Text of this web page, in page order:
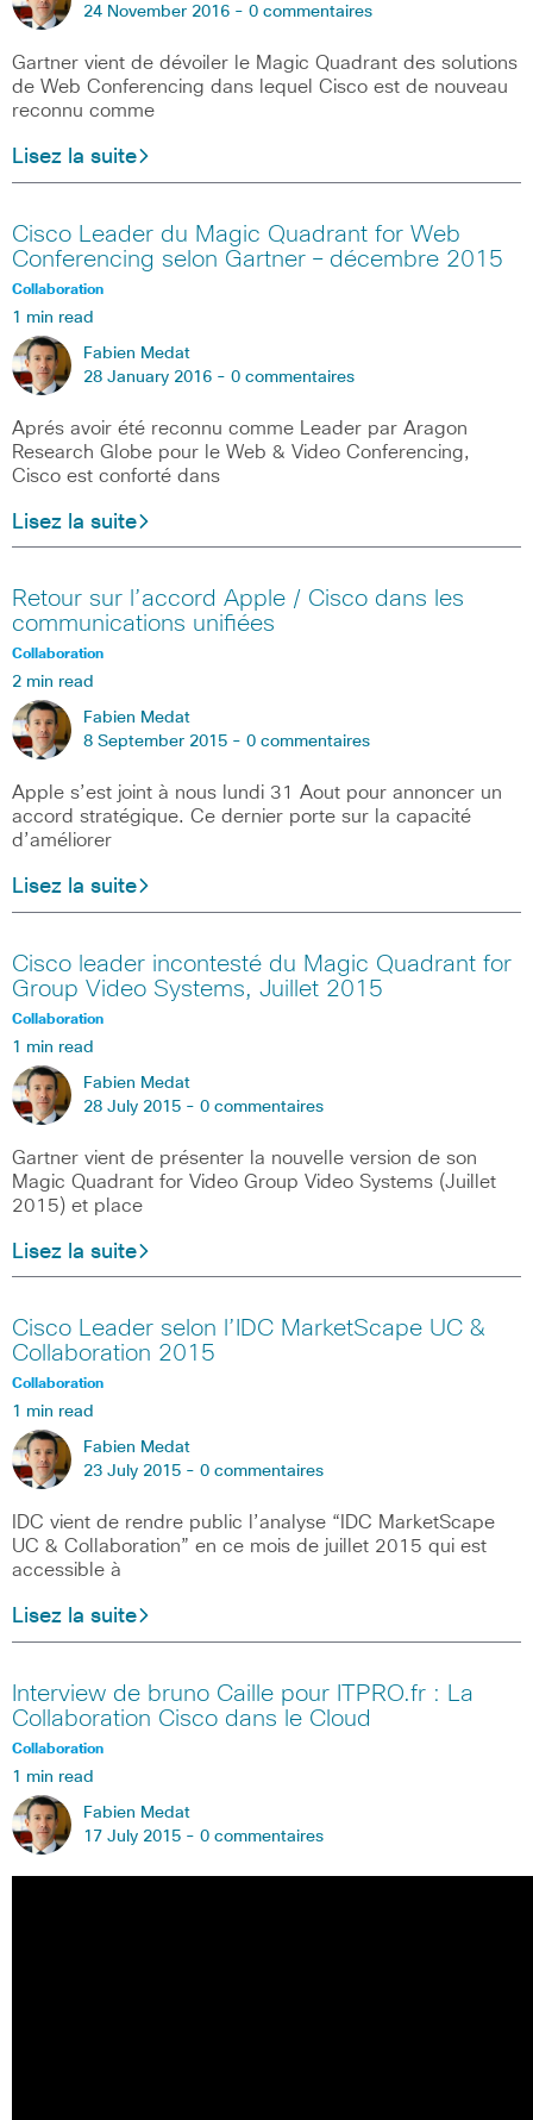
24 November 2016 - 0 commentaires
Gartner vient de dévoiler le Magic Quadrant des solutions
de Web Conferencing dans lequel Cisco est de nouveau
reconnu comme
Lisez la suite
Cisco Leader du Magic Quadrant for Web
Conferencing selon Gartner – décembre 2015
Collaboration
1 min read
Fabien Medat
28 January 2016 - 0 commentaires
Aprés avoir été reconnu comme Leader par Aragon
Research Globe pour le Web & Video Conferencing,
Cisco est conforté dans
Lisez la suite
Retour sur l’accord Apple / Cisco dans les
communications unifiées
Collaboration
2 min read
Fabien Medat
8 September 2015 - 0 commentaires
Apple s’est joint à nous lundi 31 Aout pour annoncer un
accord stratégique. Ce dernier porte sur la capacité
d’améliorer
Lisez la suite
Cisco leader incontesté du Magic Quadrant for
Group Video Systems, Juillet 2015
Collaboration
1 min read
Fabien Medat
28 July 2015 - 0 commentaires
Gartner vient de présenter la nouvelle version de son
Magic Quadrant for Video Group Video Systems (Juillet
2015) et place
Lisez la suite
Cisco Leader selon l’IDC MarketScape UC &
Collaboration 2015
Collaboration
1 min read
Fabien Medat
23 July 2015 - 0 commentaires
IDC vient de rendre public l’analyse “IDC MarketScape
UC & Collaboration” en ce mois de juillet 2015 qui est
accessible à
Lisez la suite
Interview de bruno Caille pour ITPRO.fr : La
Collaboration Cisco dans le Cloud
Collaboration
1 min read
Fabien Medat
17 July 2015 - 0 commentaires